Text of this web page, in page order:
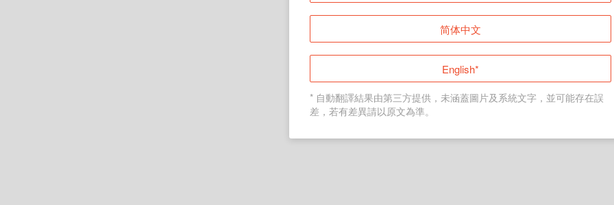
返回首頁
简体中文
English*
* 自動翻譯結果由第三方提供，未涵蓋圖片及系統文字，並可能存在誤
差，若有差異請以原文為準。